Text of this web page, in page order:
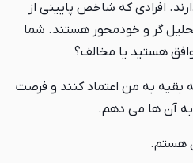
افرادی که شاخص پایینی از
تحلیل گر و خودمحور هستند. شما
هستید یا مخالف؟
بقیه به من اعتماد کنند و فرصت
آن ها می دهم.
هستم.